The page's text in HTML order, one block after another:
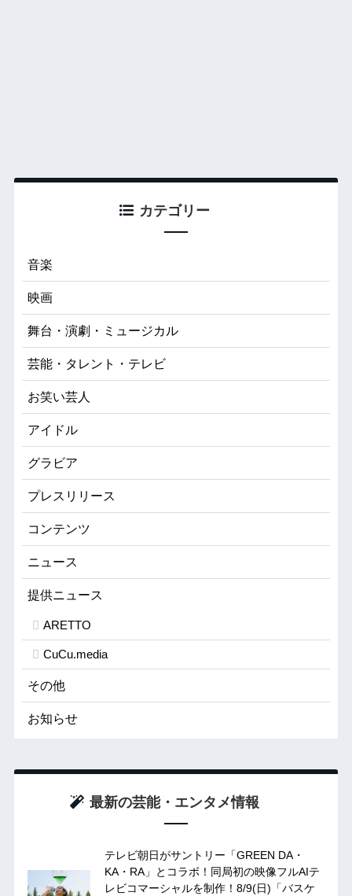
カテゴリー
音楽
映画
舞台・演劇・ミュージカル
芸能・タレント・テレビ
お笑い芸人
アイドル
グラビア
プレスリリース
コンテンツ
ニュース
提供ニュース
ARETTO
CuCu.media
その他
お知らせ
最新の芸能・エンタメ情報
テレビ朝日がサントリー「GREEN DA・
KA・RA」とコラボ！同局初の映像フルAIテ
レビコマーシャルを制作！8/9(日)「バスケ